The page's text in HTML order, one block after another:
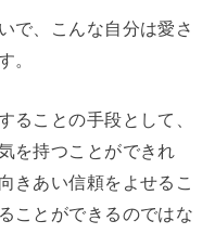
で、こんな自分は愛さ
。
ることの手段として、
を持つことができれ
きあい信頼をよせるこ
ことができるのではな